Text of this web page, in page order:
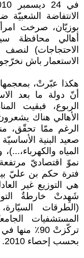
الانتفاضة
بوزيّان، صرخت
أهالي محافظة
الاحتجاجات)
الاستعمار باش
هكذا عبّرتْ،
أنّ دولة ما بعد
الربوع، فبقيت
الأهالي هناك
صعيد البنية
المياه
نموّ اقتصاديّ
هي التوزيع غير
شَهِدتْ خارطةُ
(الطرقات
المستشفيات
تركّزتْ 90٪
بحسب إحصاء 2010.